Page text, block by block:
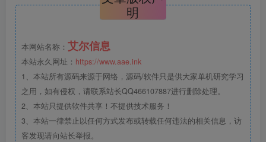
明
本网站名称： 艾尔信息
本站永久网址： https://www.aae.ink
1、本站所有源码来源于网络，源码/软件只是供大家单机研究学习
之用，如有侵权，请联系站长QQ466107887进行删除处理。
2、本站只提供软件共享！不提供技术服务！
3、本站一律禁止以任何方式发布或转载任何违法的相关信息，访
客发现请向站长举报。